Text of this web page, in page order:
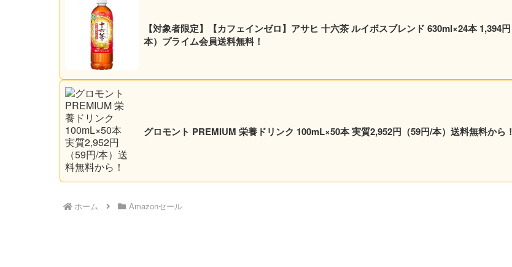
【対象者限定】【カフェインゼロ】アサヒ 十六茶 ルイボスブレンド 630ml×24本 1,394円（58.1円/
本）プライム会員送料無料！
グロモント PREMIUM 栄養ドリンク 100mL×50本 実質2,952円（59円/本）送料無料から！
ホーム Amazonセール